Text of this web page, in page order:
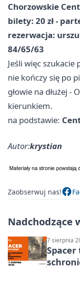
Chorzowskie
bilety: 20 zł -
rezerwacja:
84/65/63
Jeśli więc szukacie
nie kończy się po
głowie na dłużej -
kierunkiem.
na podstawie:
Autor:krystian
Zaobserwuj nas!
Nadchodzące
7 sierpnia
Spacer